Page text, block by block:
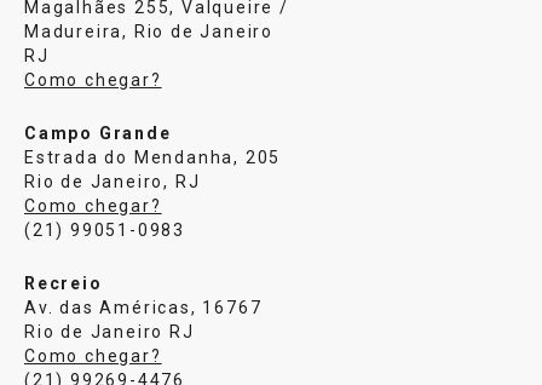
Magalhães 255, Valqueire /
Madureira, Rio de Janeiro
RJ
Como chegar?
Campo Grande
Estrada do Mendanha, 205
Rio de Janeiro, RJ
Como chegar?
(21) 99051-0983
Recreio
Av. das Américas, 16767
Rio de Janeiro RJ
Como chegar?
(21) 99269-4476